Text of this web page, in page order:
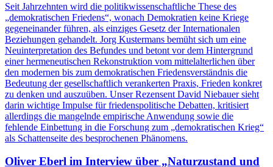
Seit Jahrzehnten wird die politikwissenschaftliche These des
„demokratischen Friedens“, wonach Demokratien keine Kriege
gegeneinander führen, als einziges Gesetz der Internationalen
Beziehungen gehandelt. Jorg Kustermans bemüht sich um eine
Neuinterpretation des Befundes und betont vor dem Hintergrund
einer hermeneutischen Rekonstruktion vom mittelalterlichen über
den modernen bis zum demokratischen Friedensverständnis die
Bedeutung der gesellschaftlich verankerten Praxis, Frieden konkret
zu denken und auszuüben. Unser Rezensent David Niebauer sieht
darin wichtige Impulse für friedenspolitische Debatten, kritisiert
allerdings die mangelnde empirische Anwendung sowie die
fehlende Einbettung in die Forschung zum „demokratischen Krieg“
als Schattenseite des besprochenen Phänomens.
Oliver Eberl im Interview über „Naturzustand und